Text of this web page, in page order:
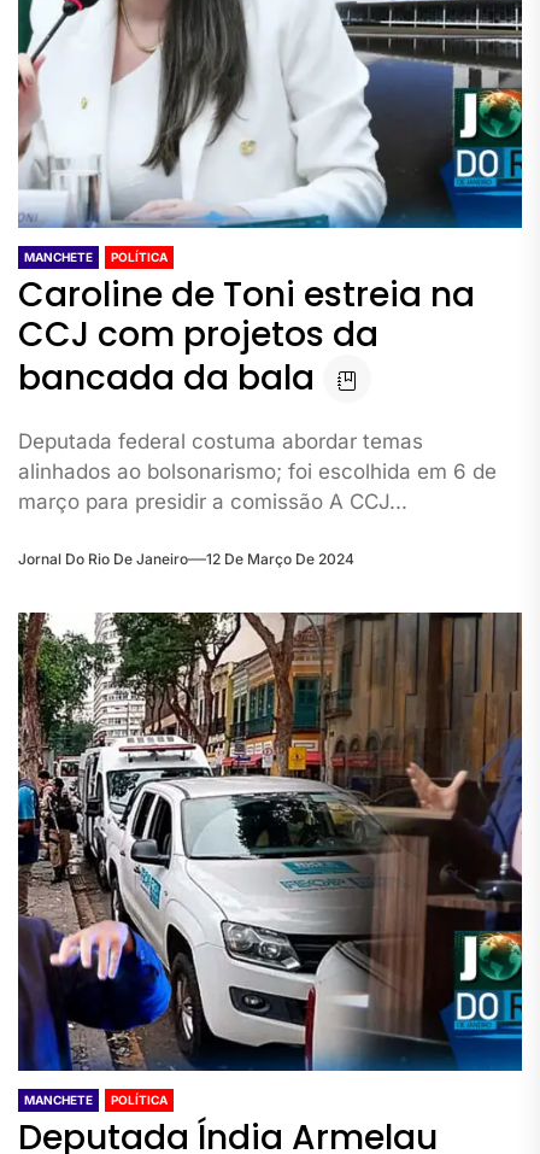
MANCHETE POLÍTICA
Caroline de Toni estreia na
CCJ com projetos da
bancada da bala
Deputada federal costuma abordar temas
alinhados ao bolsonarismo; foi escolhida em 6 de
março para presidir a comissão A CCJ...
Jornal Do Rio De Janeiro 12 De Março De 2024
MANCHETE POLÍTICA
Deputada Índia Armelau